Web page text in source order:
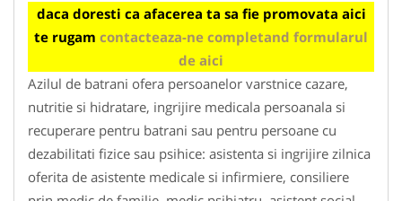
daca doresti ca afacerea ta sa fie promovata aici
te rugam contacteaza-ne completand formularul
de aici
Azilul de batrani ofera persoanelor varstnice cazare,
nutritie si hidratare, ingrijire medicala persoanala si
recuperare pentru batrani sau pentru persoane cu
dezabilitati fizice sau psihice: asistenta si ingrijire zilnica
oferita de asistente medicale si infirmiere, consiliere